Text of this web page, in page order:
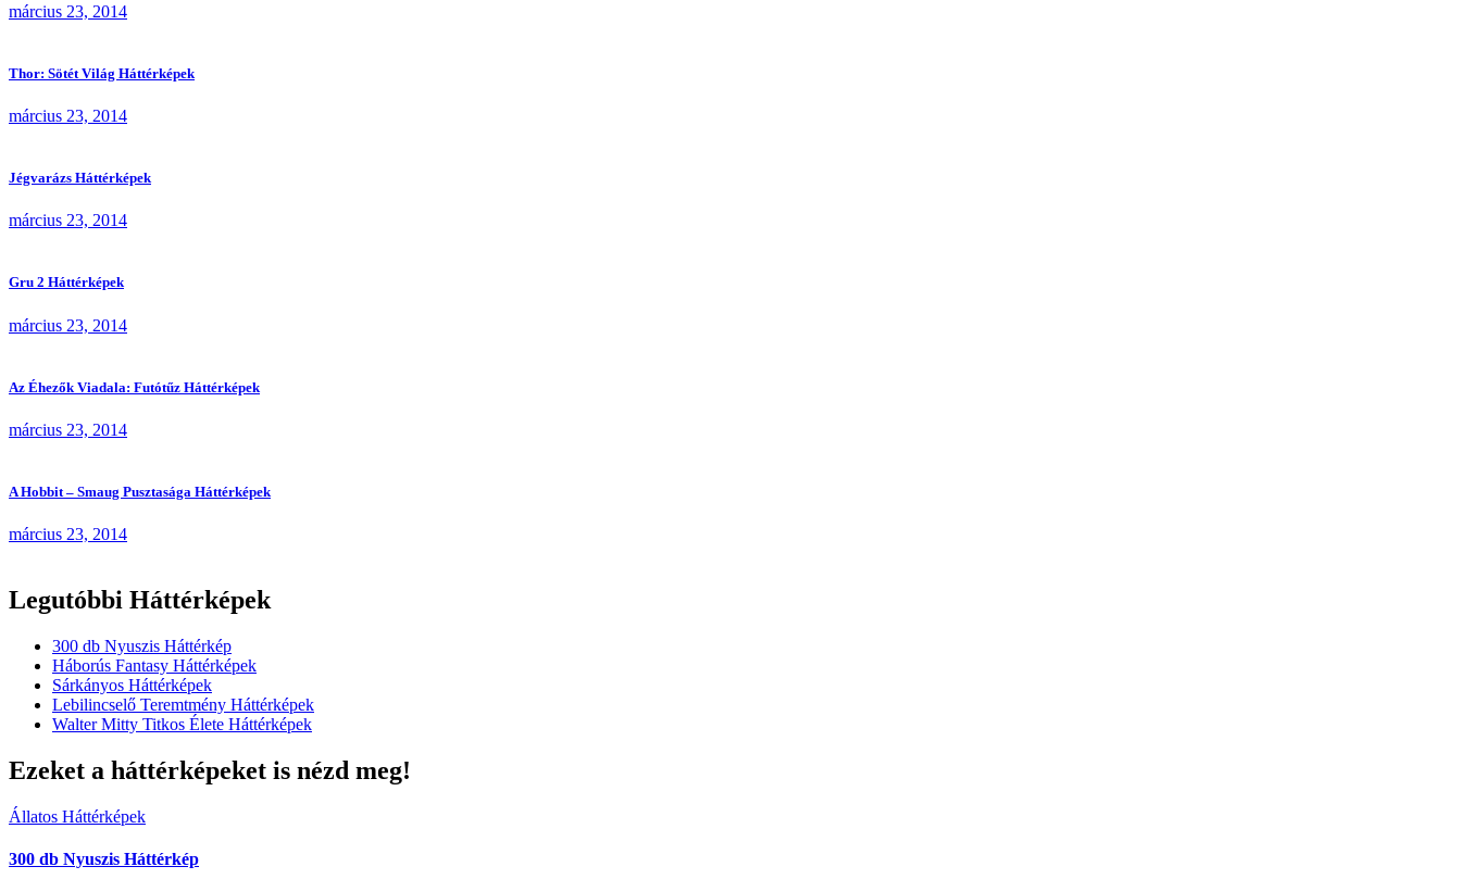
március 23, 2014
Thor: Sötét Világ Háttérképek
március 23, 2014
Jégvarázs Háttérképek
március 23, 2014
Gru 2 Háttérképek
március 23, 2014
Az Éhezők Viadala: Futótűz Háttérképek
március 23, 2014
A Hobbit – Smaug Pusztasága Háttérképek
március 23, 2014
Legutóbbi Háttérképek
300 db Nyuszis Háttérkép
Háborús Fantasy Háttérképek
Sárkányos Háttérképek
Lebilincselő Teremtmény Háttérképek
Walter Mitty Titkos Élete Háttérképek
Ezeket a háttérképeket is nézd meg!
Állatos Háttérképek
300 db Nyuszis Háttérkép